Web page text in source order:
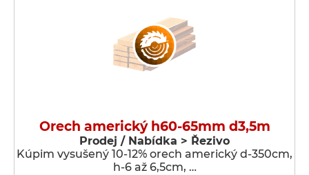
Orech americký h60-65mm d3,5m
Prodej / Nabídka > Řezivo
Kúpim vysušený 10-12% orech americký d-350cm,
h-6 až 6,5cm, …